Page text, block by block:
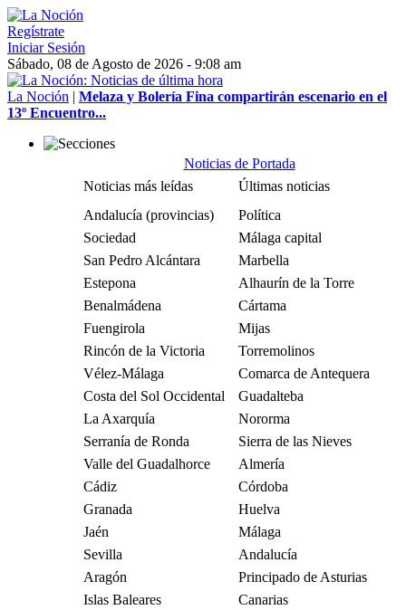
Regístrate
Iniciar Sesión
Sábado, 08 de Agosto de 2026 - 9:08 am
La Noción | Melaza y Bolería Fina compartirán escenario en el
13º Encuentro...
Noticias de Portada
Noticias más leídas
Últimas noticias
Andalucía (provincias)
Política
Sociedad
Málaga capital
San Pedro Alcántara
Marbella
Estepona
Alhaurín de la Torre
Benalmádena
Cártama
Fuengirola
Mijas
Rincón de la Victoria
Torremolinos
Vélez-Málaga
Comarca de Antequera
Costa del Sol Occidental
Guadalteba
La Axarquía
Nororma
Serranía de Ronda
Sierra de las Nieves
Valle del Guadalhorce
Almería
Cádiz
Córdoba
Granada
Huelva
Jaén
Málaga
Sevilla
Andalucía
Aragón
Principado de Asturias
Islas Baleares
Canarias